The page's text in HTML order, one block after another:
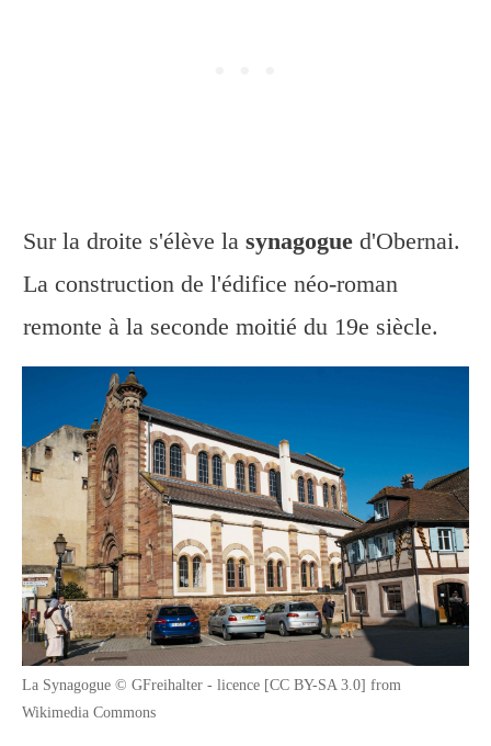
Sur la droite s'élève la synagogue d'Obernai.
La construction de l'édifice néo-roman
remonte à la seconde moitié du 19e siècle.
La Synagogue © GFreihalter - licence [CC BY-SA 3.0] from
Wikimedia Commons